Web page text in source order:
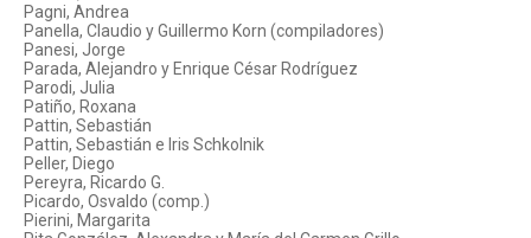
Pagni, Andrea
Panella, Claudio y Guillermo Korn (compiladores)
Panesi, Jorge
Parada, Alejandro y Enrique César Rodríguez
Parodi, Julia
Patiño, Roxana
Pattin, Sebastián
Pattin, Sebastián e Iris Schkolnik
Peller, Diego
Pereyra, Ricardo G.
Picardo, Osvaldo (comp.)
Pierini, Margarita